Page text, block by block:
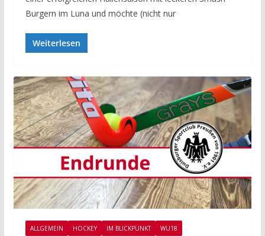
Burgern im Luna und möchte (nicht nur
Weiterlesen
ALLGEMEIN HOCKEY IM BLICKPUNKT WU18